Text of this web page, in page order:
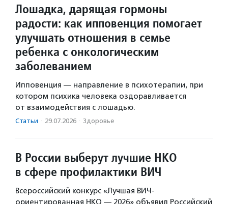
Лошадка, дарящая гормоны
радости: как ипповенция помогает
улучшать отношения в семье
ребенка с онкологическим
заболеванием
Ипповенция — направление в психотерапии, при
котором психика человека оздоравливается
от взаимодействия с лошадью.
Статьи · 29.07.2026 · Здоровье
В России выберут лучшие НКО
в сфере профилактики ВИЧ
Всероссийский конкурс «Лучшая ВИЧ-
ориентированная НКО — 2026» объявил Российский